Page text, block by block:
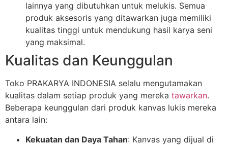
lainnya yang dibutuhkan untuk melukis. Semua
produk aksesoris yang ditawarkan juga memiliki
kualitas tinggi untuk mendukung hasil karya seni
yang maksimal.
Kualitas dan Keunggulan
Toko PRAKARYA INDONESIA selalu mengutamakan
kualitas dalam setiap produk yang mereka tawarkan.
Beberapa keunggulan dari produk kanvas lukis mereka
antara lain:
Kekuatan dan Daya Tahan: Kanvas yang dijual di